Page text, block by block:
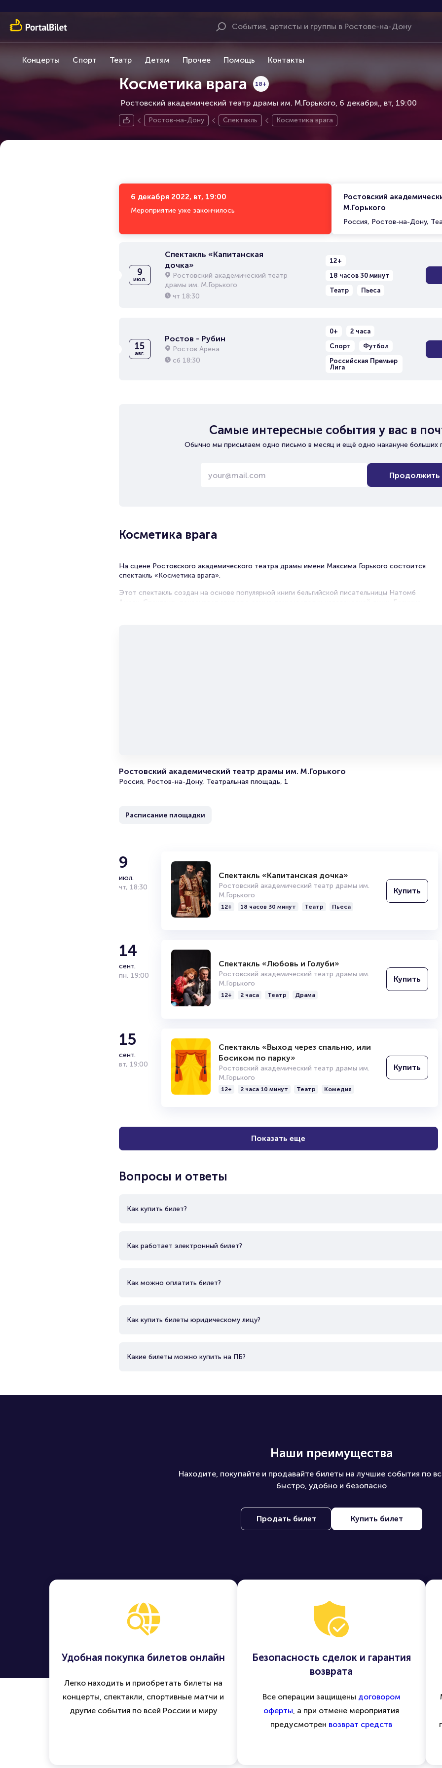
Концерты Спорт Театр Детям Прочее Помощь Контакты
Косметика врага
Ростовский академический театр драмы им. М.Горького, 6 декабря,
18+
вт, 19:00
Ростов-на-Дону Спектакль Косметика врага
6 декабря 2022, вт, 19:00
Мероприятие уже закончилось
Ростовский
М.Горького
Россия, Ростов-на-Дону,
9
июл.
Спектакль «Капитанская
дочка»
Ростовский академический театр
драмы им. М.Горького
чт 18:30
12+
18 часов 30 минут
Театр
Пьеса
15
авг.
Ростов - Рубин
Ростов Арена
сб 18:30
0+
2 часа
Спорт
Футбол
Российская Премьер
Лига
Самые интересные события у вас в
Обычно мы присылаем одно письмо в месяц и ещё одно накануне больших
Продолжить
Косметика врага
На сцене Ростовского академического театра драмы имени Максима Горького состоится
спектакль «Косметика врага».
Этот спектакль создан на основе популярной книги бельгийской писательницы Натомб
Амели. Спектакль показывает зрителю самые темные уголки человеческой души. Безумие,
Ростовский академический театр драмы им. М.Горького
Россия, Ростов-на-Дону, Театральная площадь, 1
Расписание площадки
9
июл.
чт, 18:30
Спектакль «Капитанская дочка»
Ростовский академический театр драмы им.
М.Горького
12+ 18 часов 30 минут Театр Пьеса
Купить
14
сент.
пн, 19:00
Спектакль «Любовь и Голуби»
Ростовский академический театр драмы им.
М.Горького
12+ 2 часа Театр Драма
Купить
15
сент.
вт, 19:00
Спектакль «Выход через спальню, или
Босиком по парку»
Ростовский академический театр драмы им.
М.Горького
12+ 2 часа 10 минут Театр Комедия
Купить
Показать еще
Вопросы и ответы
Как купить билет?
Как работает электронный билет?
Как можно оплатить билет?
Как купить билеты юридическому лицу?
Какие билеты можно купить на ПБ?
Наши преимущества
Находите, покупайте и продавайте билеты на лучшие события по
быстро, удобно и безопасно
Продать билет Купить билет
Удобная покупка билетов онлайн
Легко находить и приобретать билеты на
концерты, спектакли, спортивные матчи и
другие события по всей России и миру
Безопасность сделок и гарантия
возврата
Все операции защищены договором
оферты, а при отмене мероприятия
предусмотрен возврат средств